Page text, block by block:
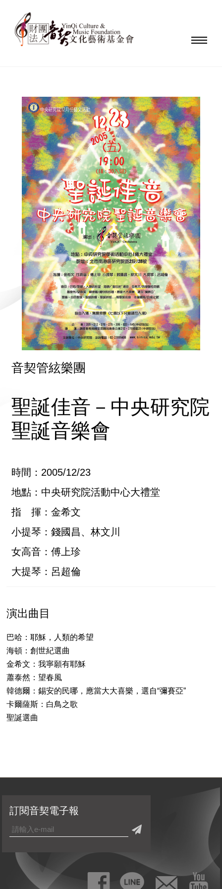
音契管絃樂團
聖誕佳音－中央研究院
聖誕音樂會
時間：2005/12/23
地點：中央研究院活動中心大禮堂
指 揮：金希文
小提琴：錢國昌、林文川
女高音：傅上珍
大提琴：呂超倫
演出曲目
巴哈：耶穌，人類的希望
海頓：創世紀選曲
金希文：我寧願有耶穌
蕭泰然：望春風
韓德爾：錫安的民哪，應當大大喜樂，選自“彌賽亞”
卡爾薩斯：白鳥之歌
聖誕選曲
訂閱音契電子報